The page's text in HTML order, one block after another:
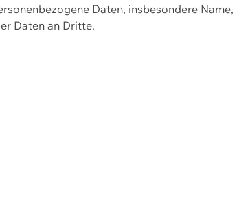
Daten, insbesondere Name,
Daten an Dritte.